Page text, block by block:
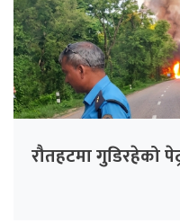
रौतहटमा गुडिरहेको